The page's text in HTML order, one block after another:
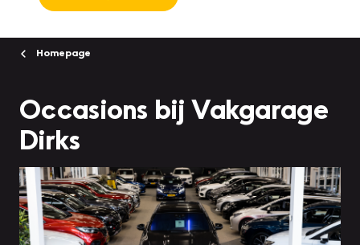
Homepage
Occasions bij Vakgarage
Dirks